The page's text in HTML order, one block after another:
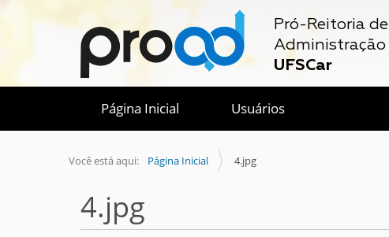
Pró-Reitoria de
Administração
UFSCar
Página Inicial Usuários
Você está aqui: Página Inicial 4.jpg
4.jpg